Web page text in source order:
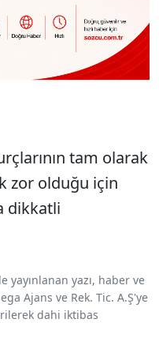
tam olarak
zor olduğu için
dikkatli
yazı, haber ve
Ajans ve Rek. Tic. A.Ş'ye
dahi iktibas